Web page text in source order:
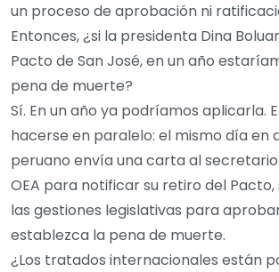
un proceso de aprobación ni
Entonces, ¿si la presidenta Dina
Pacto de San José, en un año
pena de muerte?
Sí. En un año ya podríamos aplicarla.
hacerse en paralelo: el mismo día en
peruano envía una carta al
OEA para notificar su retiro del
las gestiones legislativas para
establezca la pena de muerte.
¿Los tratados internacionales están